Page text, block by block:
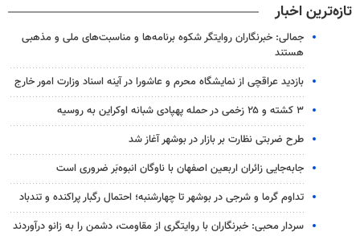
تازه‌ترین اخبار
جمالی: خبرنگاران روایتگر شکوه برنامه‌ها و مناسبت‌های ملی و مذهبی
هستند
بازدید عراقچی از نمایشگاه محرم و عاشورا در آینه اسناد وزارت امور خارج
۳ کشته و ۲۵ زخمی در حمله پهپادی شبانه اوکراین به روسیه
طرح ضربتی نظارت بر بازار در بوشهر آغاز شد
جابه‌جایی زائران اربعین اصفهان با ناوگان انبوه‌بَر ضروری است
تداوم گرما و شرجی در بوشهر تا چهارشنبه؛ احتمال رگبار پراکنده و تندباد
سردار محبی: خبرنگاران با روایتگری از مقاومت، دشمن را به زانو درآوردند